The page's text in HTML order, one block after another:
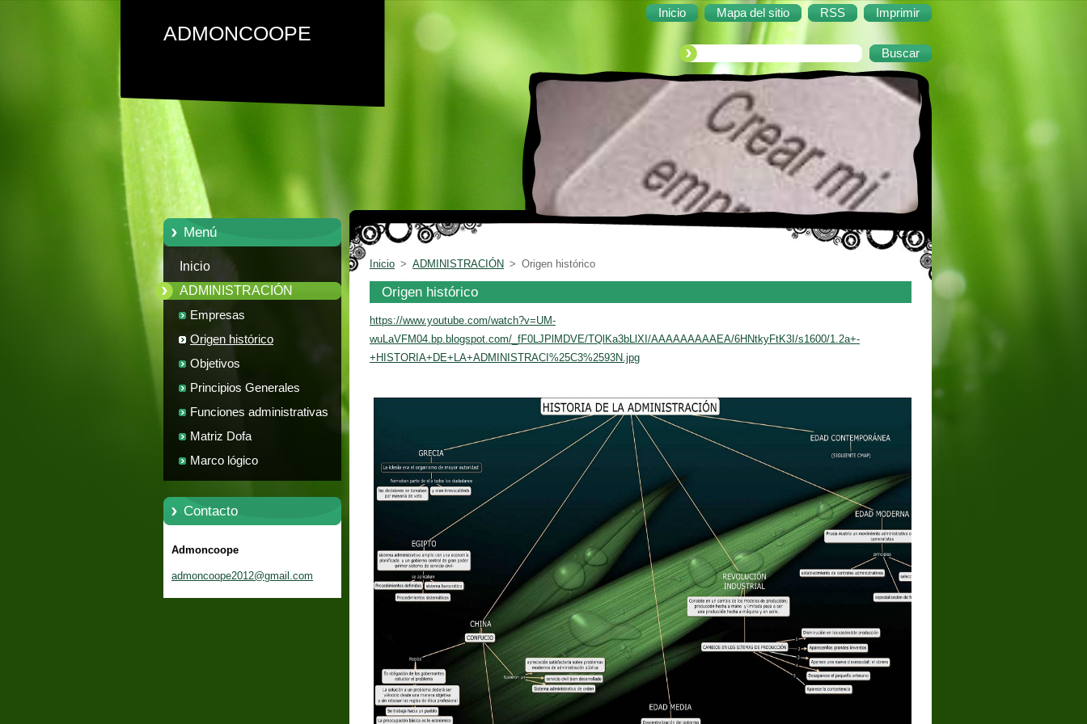
Inicio Mapa del sitio RSS Imprimir
ADMONCOOPE
Menú
Inicio
ADMINISTRACIÓN
Empresas
Origen histórico
Objetivos
Principios Generales
Funciones administrativas
Matriz Dofa
Marco lógico
Contacto
Admoncoope
admoncoope2012@gmail.com
Inicio > ADMINISTRACIÓN > Origen histórico
Origen histórico
https://www.youtube.com/watch?v=UM-
wuLaVFM04.bp.blogspot.com/_fF0LJPlMDVE/TQlKa3bLlXI/AAAAAAAAAEA/6HNtkyFtK3I/s1600/1.2a+-
+HISTORIA+DE+LA+ADMINISTRACI%25C3%2593N.jpg